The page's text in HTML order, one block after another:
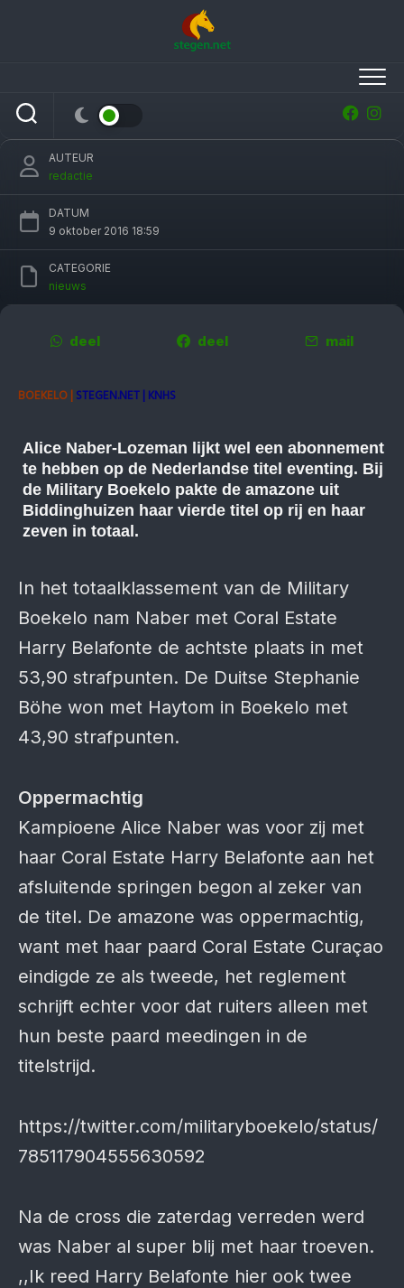
zevende Nederlandse titel
AUTEUR
redactie
DATUM
9 oktober 2016 18:59
CATEGORIE
nieuws
deel deel mail
BOEKELO |STEGEN.NET | KNHS
Alice Naber-Lozeman lijkt wel een abonnement
te hebben op de Nederlandse titel eventing. Bij
de Military Boekelo pakte de amazone uit
Biddinghuizen haar vierde titel op rij en haar
zeven in totaal.
In het totaalklassement van de Military
Boekelo nam Naber met Coral Estate
Harry Belafonte de achtste plaats in met
53,90 strafpunten. De Duitse Stephanie
Böhe won met Haytom in Boekelo met
43,90 strafpunten.
Oppermachtig
Kampioene Alice Naber was voor zij met
haar Coral Estate Harry Belafonte aan het
afsluitende springen begon al zeker van
de titel. De amazone was oppermachtig,
want met haar paard Coral Estate Curaçao
eindigde ze als tweede, het reglement
schrijft echter voor dat ruiters alleen met
hun beste paard meedingen in de
titelstrijd.
https://twitter.com/militaryboekelo/status/
785117904555630592
Na de cross die zaterdag verreden werd
was Naber al super blij met haar troeven.
,,Ik reed Harry Belafonte hier ook twee